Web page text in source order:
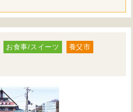
お食事/スイーツ 養父市